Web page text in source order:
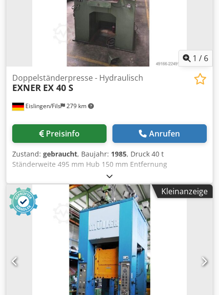
1 / 6
Eislingen/Fils 279 km
Doppelständerpresse - Hydraulisch
EXNER EX 40 S
Preisinfo Anrufen
Zustand: gebraucht, Baujahr: 1985, Druck 40 t
Ständerweite 495 mm Hub 150 mm Entfernung
Tisch/Stößel, gr. Hub oben, Verst. oben 300 mm
Tischfläche 490 x 400 mm Durchfallöffnung im Tisch 50
mm Tischhöhe über Flur 950 mm seitlicher
Ständerdurchgang 155 mm Stößelfläche 150 mm
Geschwindigkeit ab 480 mm/s Geschwindigkeit auf 480
mm/s Arbeitsgeschwindigkeit 20 mm/s Ölinhalt 115 l
Antriebsleistung 7,5 kW Gewicht 2,2 t Raumbedarf (BxTxH)
1,35 x 1,1 x 2,2 m Chjdszrptbspfx Aa Uea mit
ölhydraulischem Antrieb, oberer und unterer
Hubbegrenzung, mechanischem Tiefenanschlag,
Zweihand- und Fußbedienung
Kleinanzeige